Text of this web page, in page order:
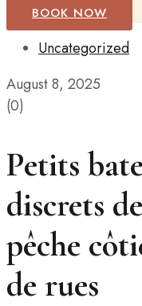
BOOK NOW
Uncategorized
August 8, 2025
(0)
Petits
discrets
pêche
de rues